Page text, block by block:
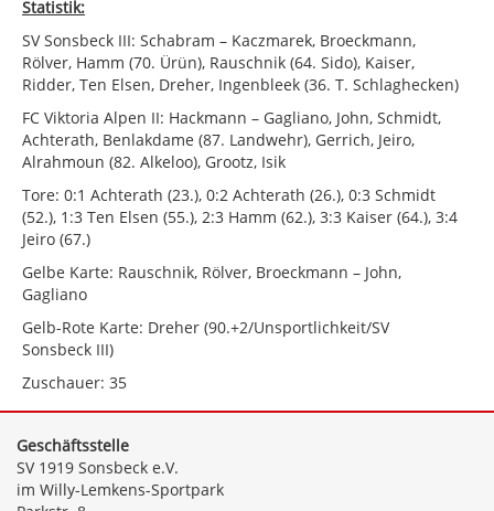
Statistik:
SV Sonsbeck III: Schabram – Kaczmarek, Broeckmann,
Rölver, Hamm (70. Ürün), Rauschnik (64. Sido), Kaiser,
Ridder, Ten Elsen, Dreher, Ingenbleek (36. T. Schlaghecken)
FC Viktoria Alpen II: Hackmann – Gagliano, John, Schmidt,
Achterath, Benlakdame (87. Landwehr), Gerrich, Jeiro,
Alrahmoun (82. Alkeloo), Grootz, Isik
Tore: 0:1 Achterath (23.), 0:2 Achterath (26.), 0:3 Schmidt
(52.), 1:3 Ten Elsen (55.), 2:3 Hamm (62.), 3:3 Kaiser (64.), 3:4
Jeiro (67.)
Gelbe Karte: Rauschnik, Rölver, Broeckmann – John,
Gagliano
Gelb-Rote Karte: Dreher (90.+2/Unsportlichkeit/SV
Sonsbeck III)
Zuschauer: 35
Geschäftsstelle
SV 1919 Sonsbeck e.V.
im Willy-Lemkens-Sportpark